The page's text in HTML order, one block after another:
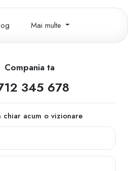
Mai multe
Compania ta
345 678
chiar acum o vizionare